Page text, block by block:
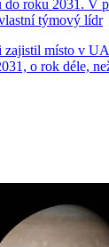
roku 2031. V
týmový lídr
místo v
o rok déle,